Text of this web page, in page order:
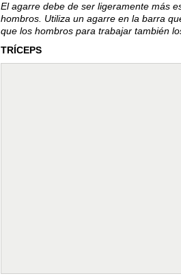
El agarre debe de ser ligeramente más
hombros. Utiliza un agarre en la barra
que los hombros para trabajar también
TRÍCEPS